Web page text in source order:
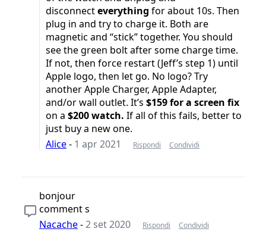
disconnecteverything for about 10s. Then
plug in and try to charge it. Both are
magnetic and “stick” together. You should
see the green bolt after some charge time.
If not, then force restart (Jeff’s step 1) until
Apple logo, then let go. No logo? Try
another Apple Charger, Apple Adapter,
and/or wall outlet. It’s $159for a screen fix
on a $200watch. If all of this fails, better to
just buy a new one.
Alice- 1 apr 2021 Rispondi Condividi
bonjour
comment s
Nacache-2 set 2020 Rispondi Condividi